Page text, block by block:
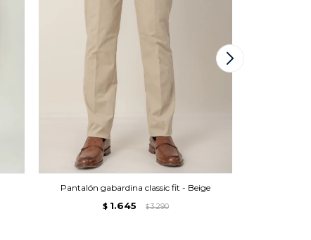
Pantalón gabardina classic fit - Beige
$ 1.645 $ 3.290